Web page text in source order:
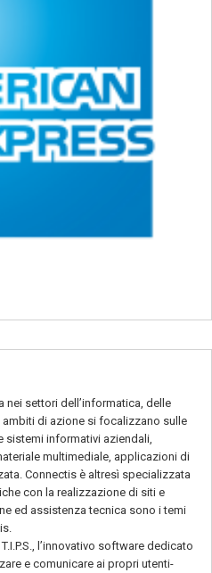
nei settori dell’informatica, delle
di azione si focalizzano sulle
informativi aziendali,
multimediale, applicazioni di
Connectis è altresì specializzata
con la realizzazione di siti e
ed assistenza tecnica sono i temi
l’innovativo software dedicato
e comunicare ai propri utenti-